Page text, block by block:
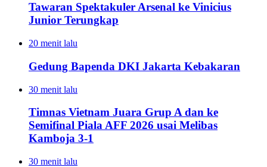
Tawaran Spektakuler Arsenal ke Vinicius
Junior Terungkap
20 menit lalu
Gedung Bapenda DKI Jakarta Kebakaran
30 menit lalu
Timnas Vietnam Juara Grup A dan ke
Semifinal Piala AFF 2026 usai Melibas
Kamboja 3-1
30 menit lalu